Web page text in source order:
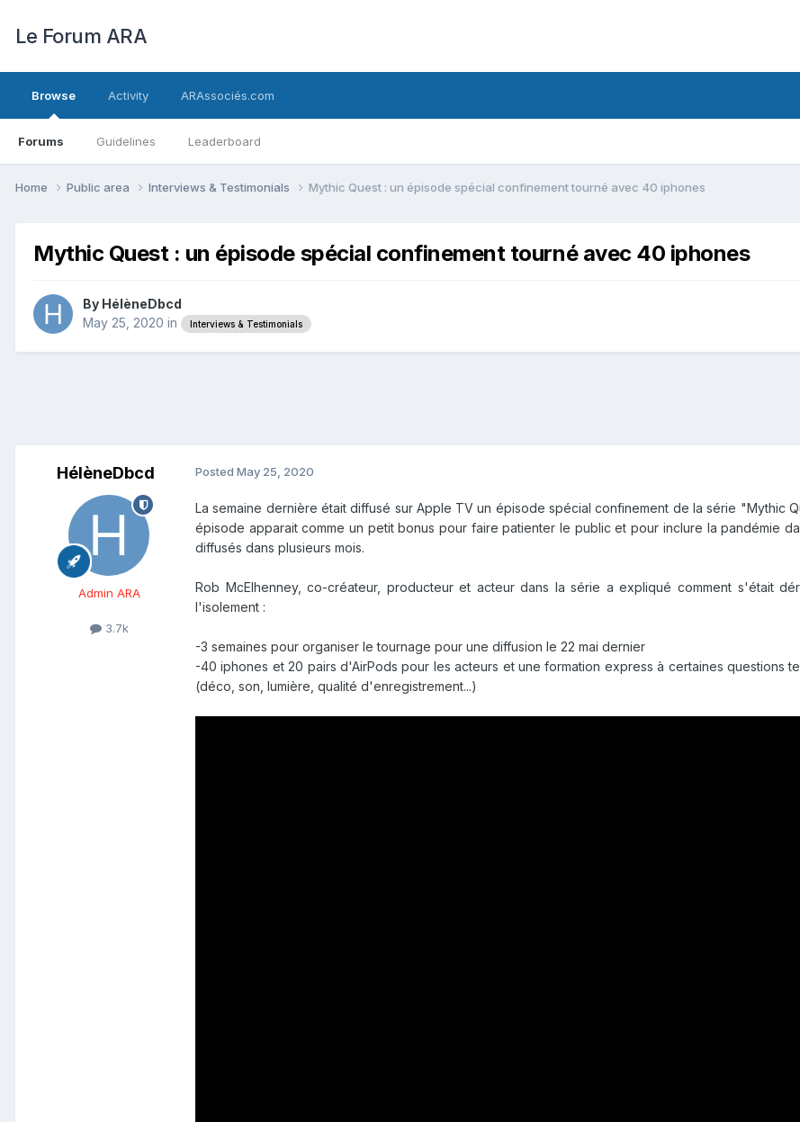
Le Forum ARA
Browse
Forums Guidelines Leaderboard
Activity ARAssociés.com
Home Public area Interviews & Testimonials Mythic Quest : un épisode spécial confinement tourné avec 40 iphones
Mythic Quest : un épisode spécial confinement tourné avec 40 iphones
By HélèneDbcd
May 25, 2020 in Interviews & Testimonials
HélèneDbcd
Admin ARA
3.7k
Posted May 25, 2020
La semaine dernière était diffusé sur Apple TV un épisode spécial confinement de la série "Mythic
épisode apparait comme un petit bonus pour faire patienter le public et pour inclure la pandémie
diffusés dans plusieurs mois.
Rob McElhenney, co-créateur, producteur et acteur dans la série a expliqué comment s'était
l'isolement :
-3 semaines pour organiser le tournage pour une diffusion le 22 mai dernier
-40 iphones et 20 pairs d'AirPods pour les acteurs et une formation express à certaines questions
(déco, son, lumière, qualité d'enregistrement...)